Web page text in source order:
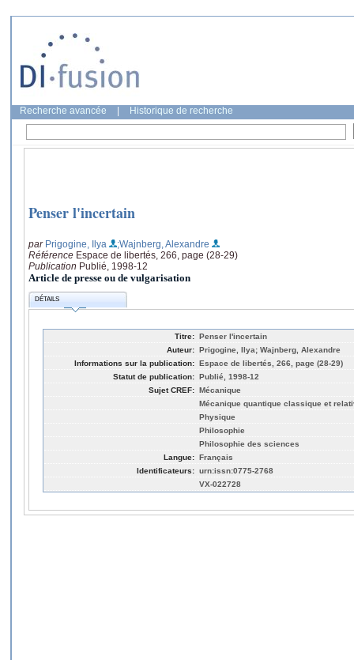
Recherche avancée Historique de recherche
Penser l'incertain
par Prigogine, Ilya
;Wajnberg, Alexandre
Référence Espace de libertés, 266, page (28-29)
Publication Publié, 1998-12
Article de presse ou de vulgarisation
DÉTAILS
Titre: Penser l'incertain
Auteur: Prigogine, Ilya; Wajnberg, Alexandre
Informations sur la publication: Espace de libertés, 266, page (28-29)
Statut de publication: Publié, 1998-12
Sujet CREF: Mécanique
Mécanique quantique classique et
Physique
Philosophie
Philosophie des sciences
Langue: Français
Identificateurs: urn:issn:0775-2768
VX-022728